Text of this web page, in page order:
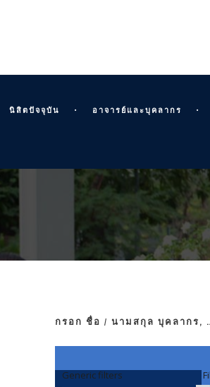
นิสิตปัจจุบัน อาจารย์และบุคลากร
กรอก ชื่อ / นามสกุล บุคลากร,
Generic filters